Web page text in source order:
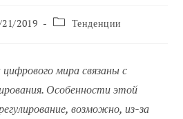
2019
Категория
Тенденции
мира связаны с
Особенности этой
возможно, из-за